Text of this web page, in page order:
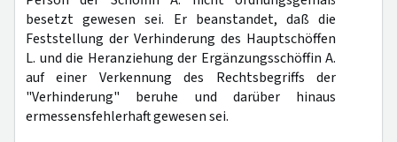
besetzt gewesen sei. Er beanstandet, daß die
Feststellung der Verhinderung des Hauptschöffen
L. und die Heranziehung der Ergänzungsschöffin A.
auf einer Verkennung des Rechtsbegriffs der
"Verhinderung" beruhe und darüber hinaus
ermessensfehlerhaft gewesen sei.